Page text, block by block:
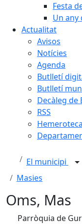
Festa
Un any
Actualitat
Avisos
Notícies
Agenda
Butlletí
Butlletí
Decàleg de
RSS
Hemeroteca
El municipi
Masies
Oms, Mas
Parròquia de